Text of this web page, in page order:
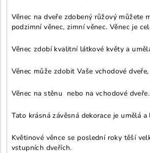
Věnec na dveře zdobený růžový můžete
podzimní věnec, zimní věnec. Věnec je
Věnec zdobí kvalitní látkové květy a
Věnec může zdobit Vaše vchodové
Věnec na stěnu nebo na vchodové dveře.
Tato krásná závěsná dekorace je umělá
Květinové věnce se poslední roky těší
vstupních dveřích.